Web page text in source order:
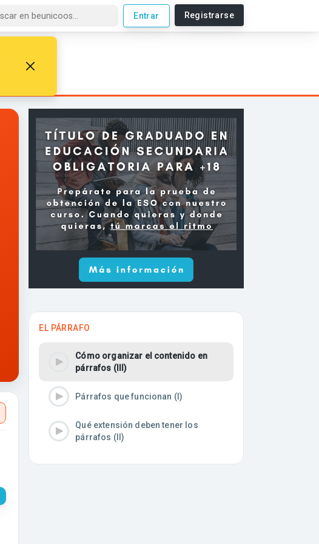
Entrar Registrarse
EL PÁRRAFO
Cómo organizar el contenido en
párrafos (III)
Párrafos que funcionan (I)
Qué extensión deben tener los
párrafos (II)